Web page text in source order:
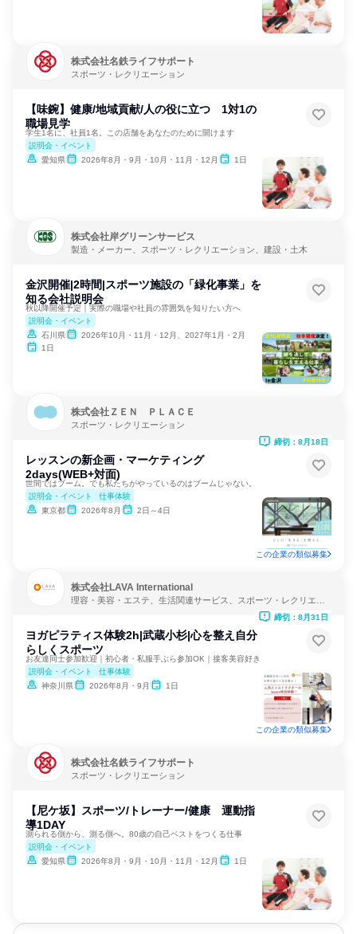
株式会社名鉄ライフサポート
スポーツ・レクリエーション
【味鋺】健康/地域貢献/人の役に立つ 1対1の
職場見学
学生1名に、社員1名。この店舗をあなたのために開けます
説明会・イベント
愛知県
2026年8月・9月・10月・11月・12月 1日
株式会社岸グリーンサービス
製造・メーカー、スポーツ・レクリエーション、建設・土木
金沢開催|2時間|スポーツ施設の「緑化事業」を
知る会社説明会
秋以降開催予定｜実際の職場や社員の雰囲気を知りたい方へ
説明会・イベント
石川県
2026年10月・11月・12月、2027年1月・2月
1日
株式会社ＺＥＮ ＰＬＡＣＥ
スポーツ・レクリエーション
レッスンの新企画・マーケティング
2days(WEB+対面)
世間ではブーム。でも私たちがやっているのはブームじゃない。
説明会・イベント
仕事体験
東京都
2026年8月 2日～4日
締切：8月18日
この企業の類似募集
株式会社LAVA International
理容・美容・エステ、生活関連サービス、スポーツ・レクリエー
ヨガピラティス体験2h|武蔵小杉|心を整え自分
らしくスポーツ
お友達同士参加歓迎｜初心者・私服手ぶら参加OK｜接客美容好き
説明会・イベント
仕事体験
神奈川県
2026年8月・9月 1日
締切：8月31日
この企業の類似募集
株式会社名鉄ライフサポート
スポーツ・レクリエーション
【尼ケ坂】スポーツ/トレーナー/健康 運動指
導1DAY
測られる側から、測る側へ。80歳の自己ベストをつくる仕事
説明会・イベント
愛知県
2026年8月・9月・10月・11月・12月 1日